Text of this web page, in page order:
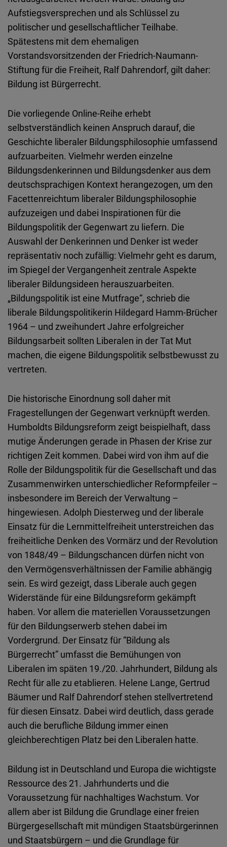
Aufstiegsversprechen und als Schlüssel zu
politischer und gesellschaftlicher Teilhabe.
Spätestens mit dem ehemaligen
Vorstandsvorsitzenden der Friedrich-Naumann-
Stiftung für die Freiheit, Ralf Dahrendorf, gilt daher:
Bildung ist Bürgerrecht.
Die vorliegende Online-Reihe erhebt
selbstverständlich keinen Anspruch darauf, die
Geschichte liberaler Bildungsphilosophie umfassend
aufzuarbeiten. Vielmehr werden einzelne
Bildungsdenkerinnen und Bildungsdenker aus dem
deutschsprachigen Kontext herangezogen, um den
Facettenreichtum liberaler Bildungsphilosophie
aufzuzeigen und dabei Inspirationen für die
Bildungspolitik der Gegenwart zu liefern. Die
Auswahl der Denkerinnen und Denker ist weder
repräsentativ noch zufällig: Vielmehr geht es darum,
im Spiegel der Vergangenheit zentrale Aspekte
liberaler Bildungsideen herauszuarbeiten.
„Bildungspolitik ist eine Mutfrage“, schrieb die
liberale Bildungspolitikerin Hildegard Hamm-Brücher
1964 – und zweihundert Jahre erfolgreicher
Bildungsarbeit sollten Liberalen in der Tat Mut
machen, die eigene Bildungspolitik selbstbewusst zu
vertreten.
Die historische Einordnung soll daher mit
Fragestellungen der Gegenwart verknüpft werden.
Humboldts Bildungsreform zeigt beispielhaft, dass
mutige Änderungen gerade in Phasen der Krise zur
richtigen Zeit kommen. Dabei wird von ihm auf die
Rolle der Bildungspolitik für die Gesellschaft und das
Zusammenwirken unterschiedlicher Reformpfeiler –
insbesondere im Bereich der Verwaltung –
hingewiesen. Adolph Diesterweg und der liberale
Einsatz für die Lernmittelfreiheit unterstreichen das
freiheitliche Denken des Vormärz und der Revolution
von 1848/49 – Bildungschancen dürfen nicht von
den Vermögensverhältnissen der Familie abhängig
sein. Es wird gezeigt, dass Liberale auch gegen
Widerstände für eine Bildungsreform gekämpft
haben. Vor allem die materiellen Voraussetzungen
für den Bildungserwerb stehen dabei im
Vordergrund. Der Einsatz für “Bildung als
Bürgerrecht” umfasst die Bemühungen von
Liberalen im späten 19./20. Jahrhundert, Bildung als
Recht für alle zu etablieren. Helene Lange, Gertrud
Bäumer und Ralf Dahrendorf stehen stellvertretend
für diesen Einsatz. Dabei wird deutlich, dass gerade
auch die berufliche Bildung immer einen
gleichberechtigen Platz bei den Liberalen hatte.
Bildung ist in Deutschland und Europa die wichtigste
Ressource des 21. Jahrhunderts und die
Voraussetzung für nachhaltiges Wachstum. Vor
allem aber ist Bildung die Grundlage einer freien
Bürgergesellschaft mit mündigen Staatsbürgerinnen
und Staatsbürgern – und die Grundlage für